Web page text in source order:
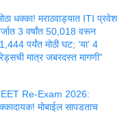
धक्का! मराठवाड्यात ITI प्रवेश
3 वर्षांत 50,018 वरून
पर्यंत मोठी घट; ‘या’ 4
मात्र जबरदस्त मागणी”
Re-Exam 2026:
मोबाईल सापडताच